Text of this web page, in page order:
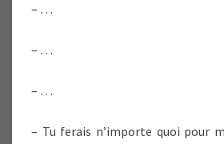
– …
– …
– …
– Tu ferais n’importe quoi pour